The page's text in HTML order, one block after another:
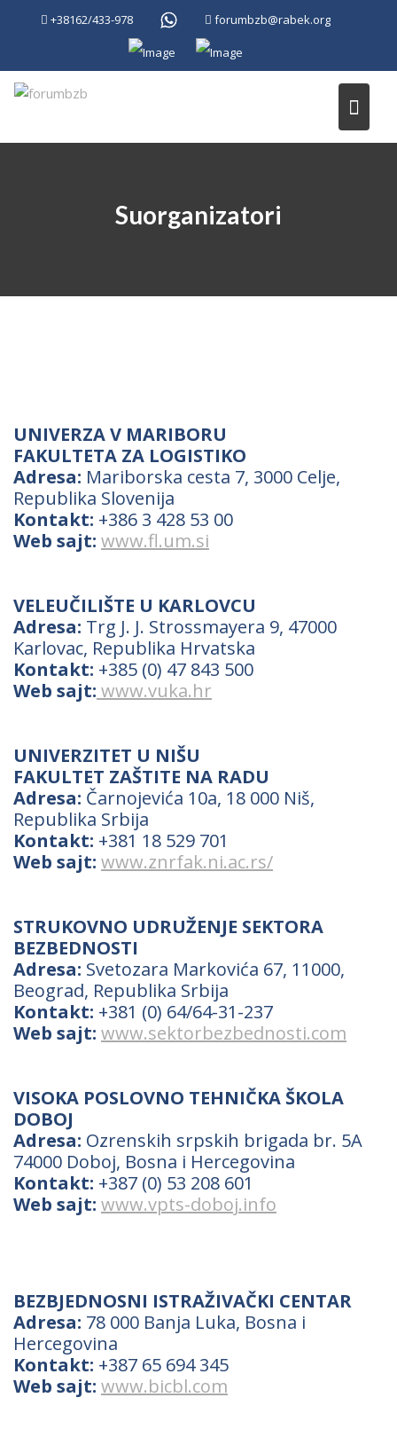
+38162/433-978 forumbzb@rabek.org
Suorganizatori
UNIVERZA V MARIBORU
FAKULTETA ZA LOGISTIKO
Adresa: Mariborska cesta 7, 3000 Celje,
Republika Slovenija
Kontakt: +386 3 428 53 00
Web sajt: www.fl.um.si
VELEUČILIŠTE U KARLOVCU
Adresa: Trg J. J. Strossmayera 9, 47000
Karlovac, Republika Hrvatska
Kontakt: +385 (0) 47 843 500
Web sajt: www.vuka.hr
UNIVERZITET U NIŠU
FAKULTET ZAŠTITE NA RADU
Adresa: Čarnojevića 10a, 18 000 Niš,
Republika Srbija
Kontakt: +381 18 529 701
Web sajt: www.znrfak.ni.ac.rs/
STRUKOVNO UDRUŽENJE SEKTORA
BEZBEDNOSTI
Adresa: Svetozara Markovića 67, 11000,
Beograd, Republika Srbija
Kontakt: +381 (0) 64/64-31-237
Web sajt: www.sektorbezbednosti.com
VISOKA POSLOVNO TEHNIČKA ŠKOLA
DOBOJ
Adresa: Ozrenskih srpskih brigada br. 5A
74000 Doboj, Bosna i Hercegovina
Kontakt: +387 (0) 53 208 601
Web sajt: www.vpts-doboj.info
BEZBJEDNOSNI ISTRAŽIVAČKI CENTAR
Adresa: 78 000 Banja Luka, Bosna i
Hercegovina
Kontakt: +387 65 694 345
Web sajt: www.bicbl.com